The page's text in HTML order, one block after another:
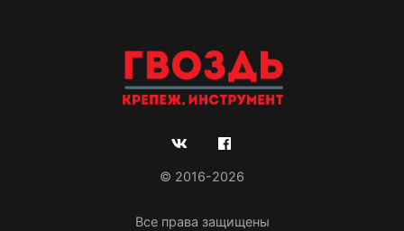
© 2016-2026
Все права защищены